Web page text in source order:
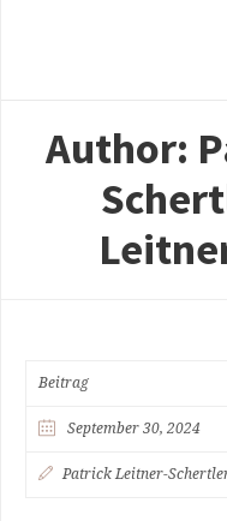
Author:
Beitrag
September 30, 2024
Patrick Leitner-